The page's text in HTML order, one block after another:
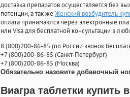
доставка препаратов осуществляется без
потенции, а так же Женский возбудитель
оплата принимаются через электронные
или Visa для бесплатной консультации в
8(800)200-86-85 (по России звонок
+7(800)200-86-85 (Санкт-Петербург)
+7(800)200-86-85 (Москва)
Обязательно назовите добавочный
Виагра таблетки купить